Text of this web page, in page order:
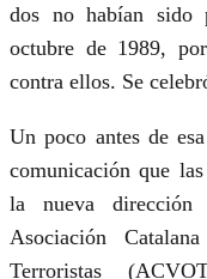
dos no habían sido
octubre de 1989,
contra ellos. Se
Un poco antes de
comunicación que
la nueva
Asociación
Terroristas